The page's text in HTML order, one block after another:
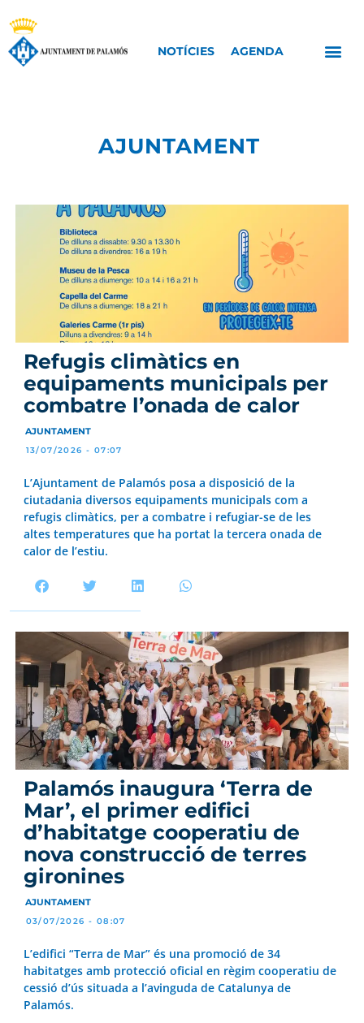
NOTÍCIES AGENDA
AJUNTAMENT
Refugis climàtics en
equipaments municipals per
combatre l’onada de calor
AJUNTAMENT
13/07/2026 - 07:07
L’Ajuntament de Palamós posa a disposició de la
ciutadania diversos equipaments municipals com a
refugis climàtics, per a combatre i refugiar-se de les
altes temperatures que ha portat la tercera onada de
calor de l’estiu.
Palamós inaugura ‘Terra de
Mar’, el primer edifici
d’habitatge cooperatiu de
nova construcció de terres
gironines
AJUNTAMENT
03/07/2026 - 08:07
L’edifici “Terra de Mar” és una promoció de 34
habitatges amb protecció oficial en règim cooperatiu de
cessió d’ús situada a l’avinguda de Catalunya de
Palamós.